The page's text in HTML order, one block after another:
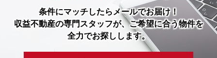
条件にマッチしたらメールでお届け！
収益不動産の専門スタッフが、ご希望に合う物件を
全力でお探しします。